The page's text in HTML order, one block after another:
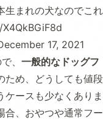
生まれの犬なのでこれ
17, 2021
、 一般的なドッグフ
ため、どうしても値段
ースも少なくありま
合、おやつや通常フー